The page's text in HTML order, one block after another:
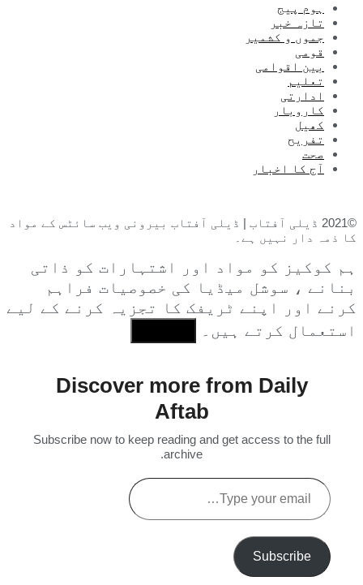
ہوم پیج
تازہ خبر
جموں و کشمیر
قومی
بین اقوامی
تعلیم
ادارتی
کاروبار
کھیل
تفریح
صحت
آج کا اخبار
©2021 ڈیلی آفتاب | ڈیلی آفتاب بیرونی ویب سائٹس کے مواد
کا ذمہ دار نہیں ہے۔
ہم کوکیز کو مواد اور اشتہارات کو ذاتی
بنانے ، سوشل میڈیا کی خصوصیات فراہم
کرنے اور اپنے ٹریفک کا تجزیہ کرنے کے لیے
استعمال کرتے ہیں۔
Discover more from Daily
Aftab
Subscribe now to keep reading and get access to the full
archive.
Type
your
Subscribe